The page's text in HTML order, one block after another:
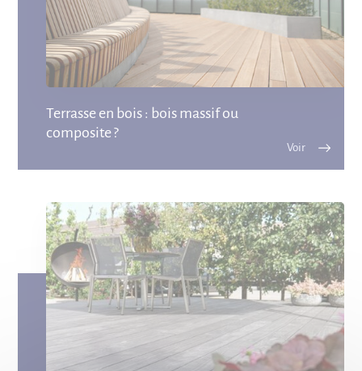
Terrasse en bois : bois massif ou
composite ?